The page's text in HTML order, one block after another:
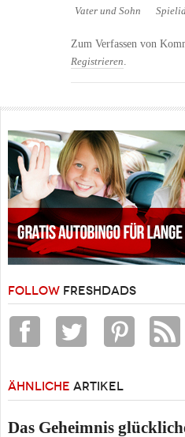
Vater und Sohn
Zum Verfassen von
Registrieren
FOLLOW FRESHDADS
ÄHNLICHE ARTIKEL
Das Geheimnis